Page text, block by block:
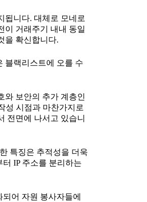
됩니다. 대체로 모네로
이 거래주기 내내 동일
을 확신합니다.
블랙리스트에 오를 수
와 보안의 추가 계층인
성 시점과 마찬가지로
전면에 나서고 있습니
특징은 추적성을 더욱
IP 주소를 분리하는
어 자원 봉사자들에